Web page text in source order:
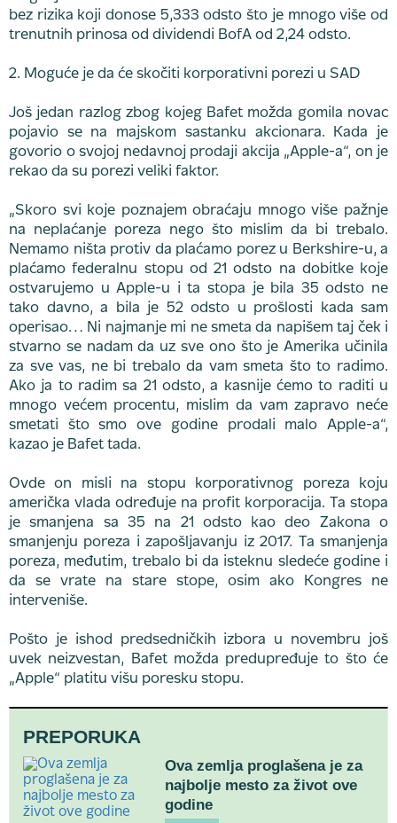
bez rizika koji donose 5,333 odsto što je mnogo više od
trenutnih prinosa od dividendi BofA od 2,24 odsto.
2. Moguće je da će skočiti korporativni porezi u SAD
Još jedan razlog zbog kojeg Bafet možda gomila novac
pojavio se na majskom sastanku akcionara. Kada je
govorio o svojoj nedavnoj prodaji akcija „Apple-a“, on je
rekao da su porezi veliki faktor.
„Skoro svi koje poznajem obraćaju mnogo više pažnje
na neplaćanje poreza nego što mislim da bi trebalo.
Nemamo ništa protiv da plaćamo porez u Berkshire-u, a
plaćamo federalnu stopu od 21 odsto na dobitke koje
ostvarujemo u Apple-u i ta stopa je bila 35 odsto ne
tako davno, a bila je 52 odsto u prošlosti kada sam
operisao… Ni najmanje mi ne smeta da napišem taj ček i
stvarno se nadam da uz sve ono što je Amerika učinila
za sve vas, ne bi trebalo da vam smeta što to radimo.
Ako ja to radim sa 21 odsto, a kasnije ćemo to raditi u
mnogo većem procentu, mislim da vam zapravo neće
smetati što smo ove godine prodali malo Apple-a“,
kazao je Bafet tada.
Ovde on misli na stopu korporativnog poreza koju
američka vlada određuje na profit korporacija. Ta stopa
je smanjena sa 35 na 21 odsto kao deo Zakona o
smanjenju poreza i zapošljavanju iz 2017. Ta smanjenja
poreza, međutim, trebalo bi da isteknu sledeće godine i
da se vrate na stare stope, osim ako Kongres ne
interveniše.
Pošto je ishod predsedničkih izbora u novembru još
uvek neizvestan, Bafet možda predupređuje to što će
„Apple“ platitu višu poresku stopu.
PREPORUKA
Ova zemlja proglašena je za
najbolje mesto za život ove
godine